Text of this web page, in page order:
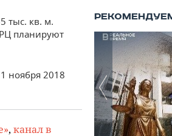
тыс. кв. м.
планируют
ноября 2018
, канал в